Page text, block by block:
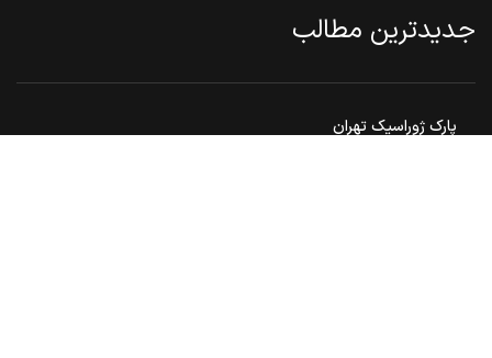
جدیدترین مطالب
پارک ژوراسیک تهران